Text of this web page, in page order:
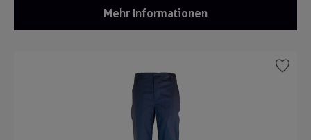
Mehr Informationen